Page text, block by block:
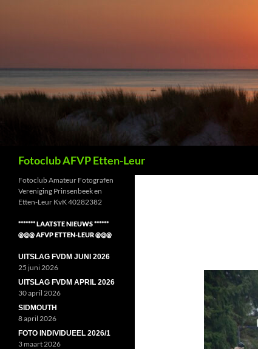
Fotoclub AFVP Etten-Leur
Fotoclub Amateur Fotografen
Vereniging Prinsenbeek en
Etten-Leur KvK 40282382
******* LAATSTE NIEUWS ******
@@@ AFVP ETTEN-LEUR @@@
UITSLAG FVDM JUNI 2026
25 juni 2026
UITSLAG FVDM APRIL 2026
30 april 2026
SIDMOUTH
8 april 2026
FOTO INDIVIDUEEL 2026/1
3 maart 2026